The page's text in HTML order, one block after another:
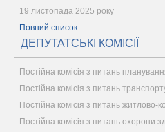
19 листопада 2025 року
Повний список...
ДЕПУТАТСЬКІ КОМІСІЇ
Постійна комісія з питань
Постійна комісія з питань
Постійна комісія з питань житлово-
Постійна комісія з питань охорони